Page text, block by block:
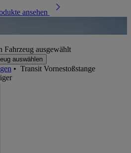
ansehen
Fahrzeug ausgewählt
auswählen
• Transit Vornestoßstange